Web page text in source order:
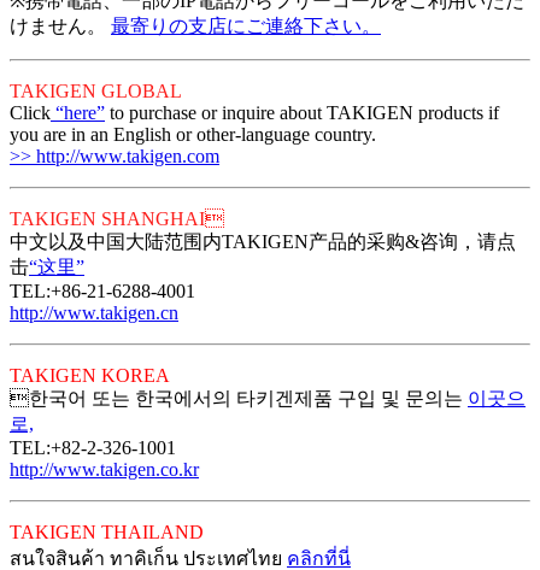
けません。 最寄りの支店にご連絡下さい。
TAKIGEN GLOBAL
Click “here” to purchase or inquire about TAKIGEN products if
you are in an English or other-language country.
>> http://www.takigen.com
TAKIGEN SHANGHAI
中文以及中国大陆范围内TAKIGEN产品的采购&咨询，请点
击“这里”
TEL:+86-21-6288-4001
http://www.takigen.cn
TAKIGEN KOREA
한국어 또는 한국에서의 타키겐제품 구입 및 문의는 이곳으
로,
TEL:+82-2-326-1001
http://www.takigen.co.kr
TAKIGEN THAILAND
สนใจสินค้า ทาคิเก็น ประเทศไทย คลิกที่นี่